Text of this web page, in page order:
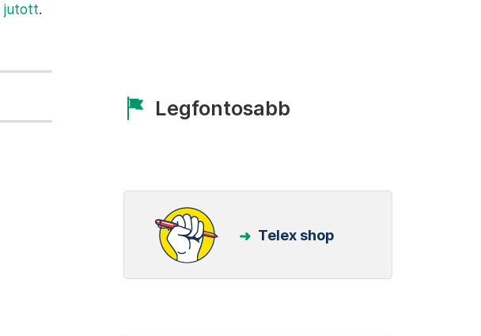
jutott.
Legfontosabb
Telex shop